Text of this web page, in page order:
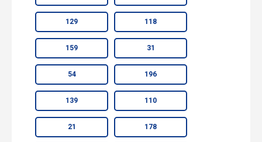
129 118
159 31
54 196
139 110
21 178